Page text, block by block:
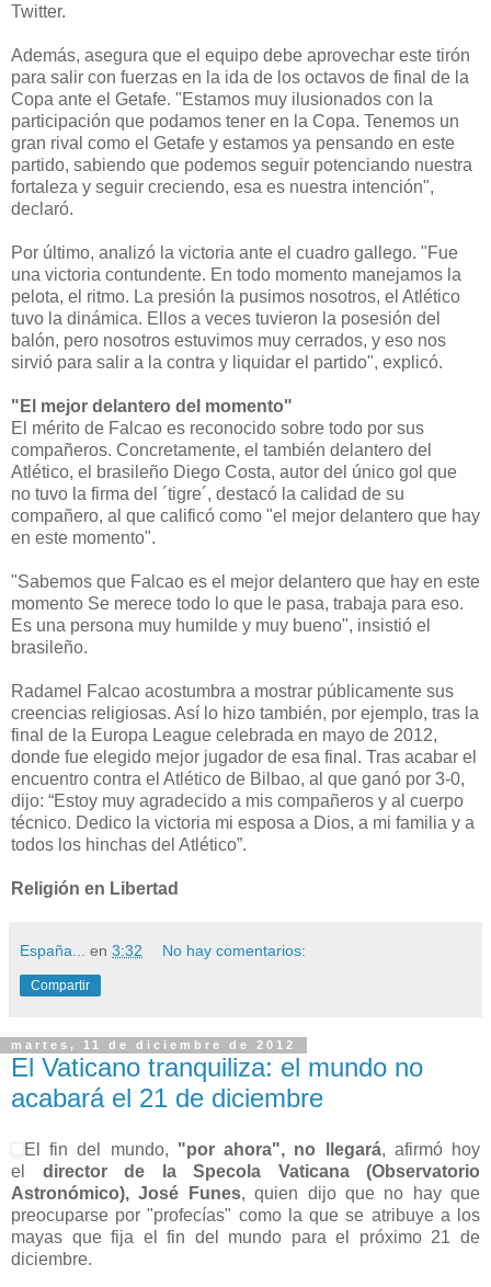
Twitter.
Además, asegura que el equipo debe aprovechar este tirón
para salir con fuerzas en la ida de los octavos de final de la
Copa ante el Getafe. "Estamos muy ilusionados con la
participación que podamos tener en la Copa. Tenemos un
gran rival como el Getafe y estamos ya pensando en este
partido, sabiendo que podemos seguir potenciando nuestra
fortaleza y seguir creciendo, esa es nuestra intención",
declaró.
Por último, analizó la victoria ante el cuadro gallego. "Fue
una victoria contundente. En todo momento manejamos la
pelota, el ritmo. La presión la pusimos nosotros, el Atlético
tuvo la dinámica. Ellos a veces tuvieron la posesión del
balón, pero nosotros estuvimos muy cerrados, y eso nos
sirvió para salir a la contra y liquidar el partido", explicó.
"El mejor delantero del momento"
El mérito de Falcao es reconocido sobre todo por sus
compañeros. Concretamente, el también delantero del
Atlético, el brasileño Diego Costa, autor del único gol que
no tuvo la firma del ´tigre´, destacó la calidad de su
compañero, al que calificó como "el mejor delantero que hay
en este momento".
"Sabemos que Falcao es el mejor delantero que hay en este
momento Se merece todo lo que le pasa, trabaja para eso.
Es una persona muy humilde y muy bueno", insistió el
brasileño.
Radamel Falcao acostumbra a mostrar públicamente sus
creencias religiosas. Así lo hizo también, por ejemplo, tras la
final de la Europa League celebrada en mayo de 2012,
donde fue elegido mejor jugador de esa final. Tras acabar el
encuentro contra el Atlético de Bilbao, al que ganó por 3-0,
dijo: “Estoy muy agradecido a mis compañeros y al cuerpo
técnico. Dedico la victoria mi esposa a Dios, a mi familia y a
todos los hinchas del Atlético”.
Religión en Libertad
España... en 3:32 No hay comentarios:
Compartir
martes, 11 de diciembre de 2012
El Vaticano tranquiliza: el mundo no
acabará el 21 de diciembre
El fin del mundo, "por ahora", no llegará, afirmó hoy
el director de la Specola Vaticana (Observatorio
Astronómico), José Funes, quien dijo que no hay que
preocuparse por "profecías" como la que se atribuye a los
mayas que fija el fin del mundo para el próximo 21 de
diciembre.